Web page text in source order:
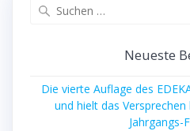
Neu­es­te
Die vier­te Auf­la­ge des
und hielt das
Jahrgangs-